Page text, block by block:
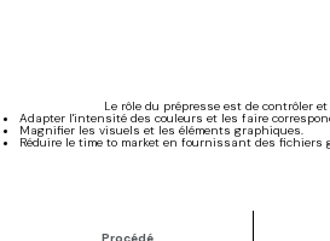
Le rôle du prépresse est de contrôler
Adapter l'intensité des couleurs et les faire
Magnifier les visuels et les éléments graphiques.
Réduire le time to market en fournissant des fichiers